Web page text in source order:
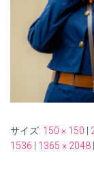
サイズ: 150 × 150
1536
1365 × 2048